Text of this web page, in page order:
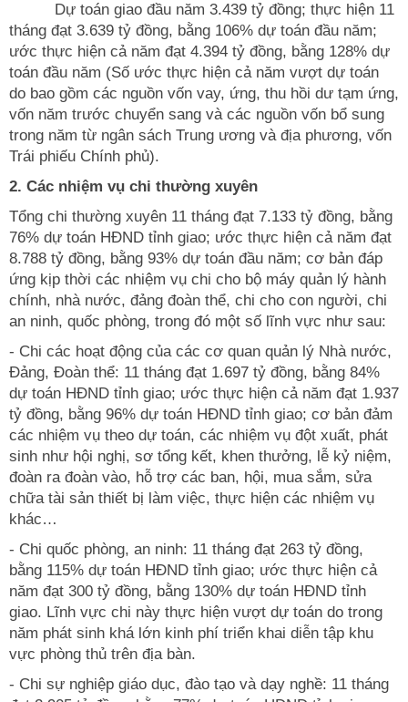
Dự toán giao đầu năm 3.439 tỷ đồng; thực hiện 11
tháng đạt 3.639 tỷ đồng, bằng 106% dự toán đầu năm;
ước thực hiện cả năm đạt 4.394 tỷ đồng, bằng 128% dự
toán đầu năm (Số ước thực hiện cả năm vượt dự toán
do bao gồm các nguồn vốn vay, ứng, thu hồi dư tạm ứng,
vốn năm trước chuyển sang và các nguồn vốn bổ sung
trong năm từ ngân sách Trung ương và địa phương, vốn
Trái phiếu Chính phủ).
2. Các nhiệm vụ chi thường xuyên
Tổng chi thường xuyên 11 tháng đạt 7.133 tỷ đồng, bằng
76% dự toán HĐND tỉnh giao; ước thực hiện cả năm đạt
8.788 tỷ đồng, bằng 93% dự toán đầu năm; cơ bản đáp
ứng kịp thời các nhiệm vụ chi cho bộ máy quản lý hành
chính, nhà nước, đảng đoàn thể, chi cho con người, chi
an ninh, quốc phòng, trong đó một số lĩnh vực như sau:
- Chi các hoạt động của các cơ quan quản lý Nhà nước,
Đảng, Đoàn thể: 11 tháng đạt 1.697 tỷ đồng, bằng 84%
dự toán HĐND tỉnh giao; ước thực hiện cả năm đạt 1.937
tỷ đồng, bằng 96% dự toán HĐND tỉnh giao; cơ bản đảm
các nhiệm vụ theo dự toán, các nhiệm vụ đột xuất, phát
sinh như hội nghị, sơ tổng kết, khen thưởng, lễ kỷ niệm,
đoàn ra đoàn vào, hỗ trợ các ban, hội, mua sắm, sửa
chữa tài sản thiết bị làm việc, thực hiện các nhiệm vụ
khác…
- Chi quốc phòng, an ninh: 11 tháng đạt 263 tỷ đồng,
bằng 115% dự toán HĐND tỉnh giao; ước thực hiện cả
năm đạt 300 tỷ đồng, bằng 130% dự toán HĐND tỉnh
giao. Lĩnh vực chi này thực hiện vượt dự toán do trong
năm phát sinh khá lớn kinh phí triển khai diễn tập khu
vực phòng thủ trên địa bàn.
- Chi sự nghiệp giáo dục, đào tạo và dạy nghề: 11 tháng